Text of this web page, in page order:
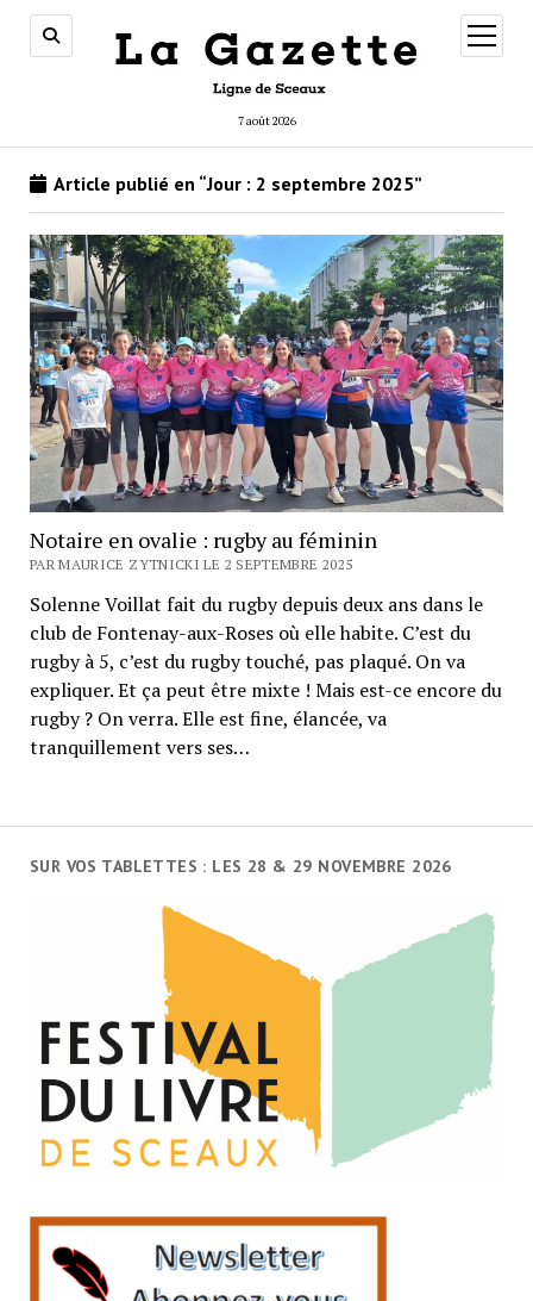
7 août 2026
ouvrir
menu
SUR VOS TABLETTES : LES 28 & 29 NOVEMBRE 2026
Article publié en “Jour : 2 septembre 2025”
Notaire en ovalie : rugby au féminin
PAR MAURICE ZYTNICKI LE 2 SEPTEMBRE 2025
Solenne Voillat fait du rugby depuis deux ans dans le
club de Fontenay-aux-Roses où elle habite. C’est du
rugby à 5, c’est du rugby touché, pas plaqué. On va
expliquer. Et ça peut être mixte ! Mais est-ce encore du
rugby ? On verra. Elle est fine, élancée, va
tranquillement vers ses…